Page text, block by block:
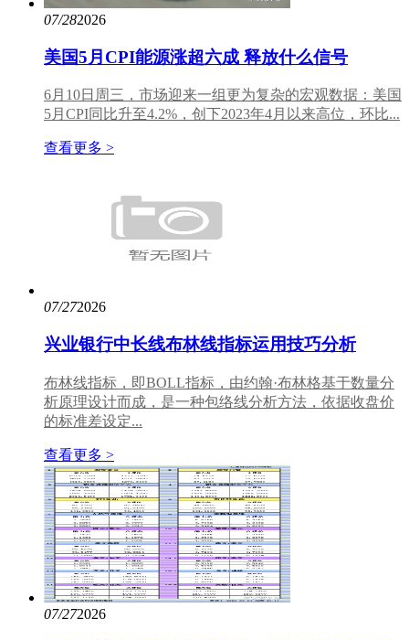
07/282026
美国5月CPI能源涨超六成 释放什么信号
6月10日周三，市场迎来一组更为复杂的宏观数据：美国
5月CPI同比升至4.2%，创下2023年4月以来高位，环比...
查看更多 >
07/272026
兴业银行中长线布林线指标运用技巧分析
布林线指标，即BOLL指标，由约翰·布林格基于数量分
析原理设计而成，是一种包络线分析方法，依据收盘价
的标准差设定...
查看更多 >
07/272026